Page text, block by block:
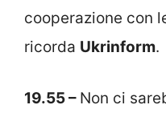
cooperazione con
ricorda Ukrinform.
19.55 – Non ci